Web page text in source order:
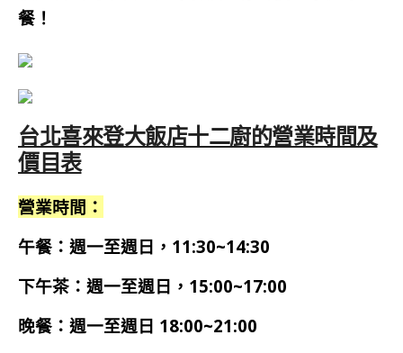
餐！
台北喜來登大飯店十二廚的營業時間及
價目表
營業時間：
午餐：週一至週日，11:30~14:30
下午茶：週一至週日，15:00~17:00
晚餐：週一至週日 18:00~21:00